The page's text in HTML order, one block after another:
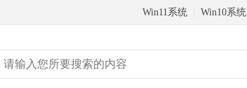
Win11系统 Win10系统